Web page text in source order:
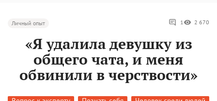
Личный опыт 1 2 670
«Я удалила девушку из
общего чата, и меня
обвинили в черствости»